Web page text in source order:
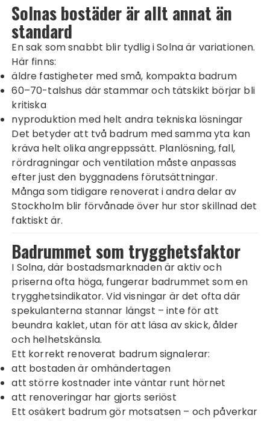
Solnas bostäder är allt annat än
standard
En sak som snabbt blir tydlig i Solna är variationen.
Här finns:
äldre fastigheter med små, kompakta badrum
60–70-talshus där stammar och tätskikt börjar bli
kritiska
nyproduktion med helt andra tekniska lösningar
Det betyder att två badrum med samma yta kan
kräva helt olika angreppssätt. Planlösning, fall,
rördragningar och ventilation måste anpassas
efter just den byggnadens förutsättningar.
Många som tidigare renoverat i andra delar av
Stockholm blir förvånade över hur stor skillnad det
faktiskt är.
Badrummet som trygghetsfaktor
I Solna, där bostadsmarknaden är aktiv och
priserna ofta höga, fungerar badrummet som en
trygghetsindikator. Vid visningar är det ofta där
spekulanterna stannar längst – inte för att
beundra kaklet, utan för att läsa av skick, ålder
och helhetskänsla.
Ett korrekt renoverat badrum signalerar:
att bostaden är omhändertagen
att större kostnader inte väntar runt hörnet
att renoveringar har gjorts seriöst
Ett osäkert badrum gör motsatsen – och påverkar